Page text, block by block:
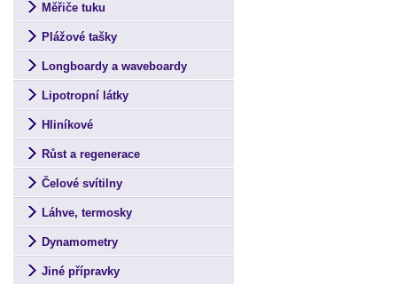
Měřiče tuku
Plážové tašky
Longboardy a waveboardy
Lipotropní látky
Hliníkové
Růst a regenerace
Čelové svítilny
Láhve, termosky
Dynamometry
Jiné přípravky